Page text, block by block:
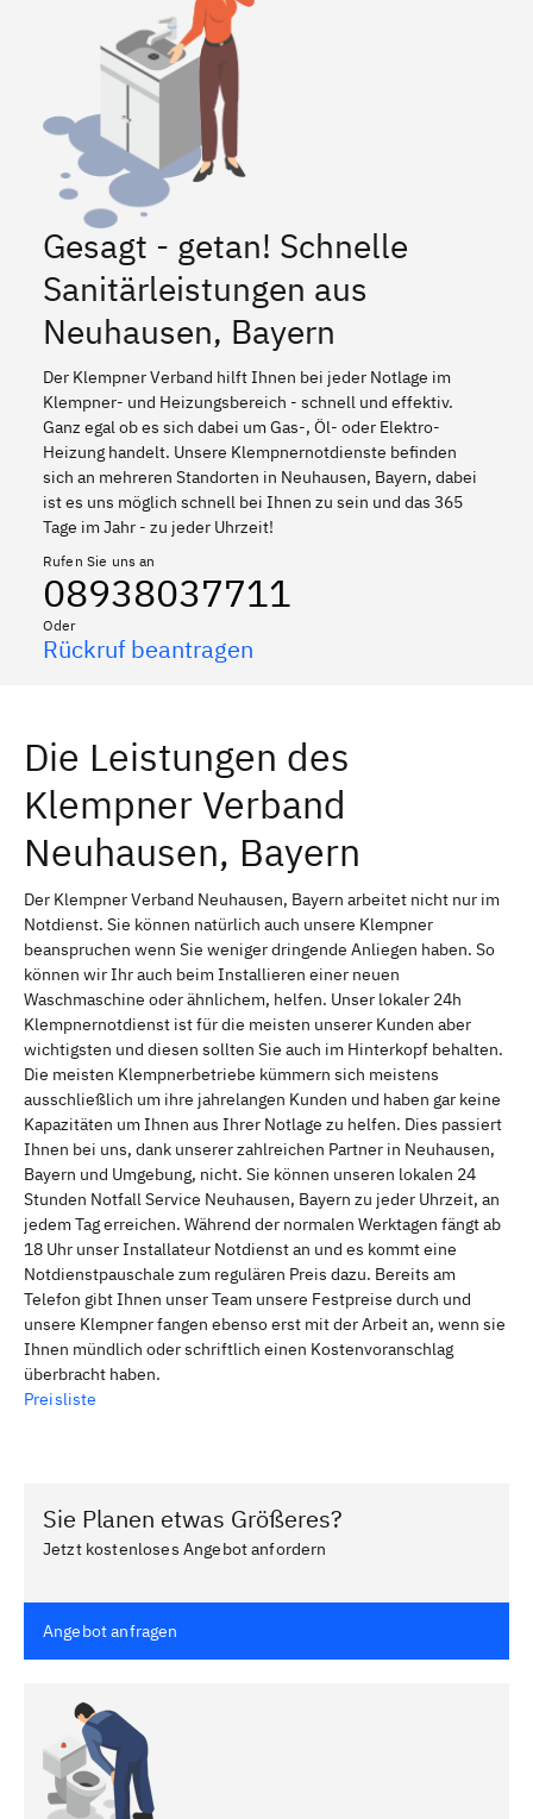
Gesagt - getan! Schnelle
Sanitärleistungen aus
Neuhausen, Bayern
Der Klempner Verband hilft Ihnen bei jeder Notlage im
Klempner- und Heizungsbereich - schnell und effektiv.
Ganz egal ob es sich dabei um Gas-, Öl- oder Elektro-
Heizung handelt. Unsere Klempnernotdienste befinden
sich an mehreren Standorten in Neuhausen, Bayern, dabei
ist es uns möglich schnell bei Ihnen zu sein und das 365
Tage im Jahr - zu jeder Uhrzeit!
Rufen Sie uns an
08938037711
Oder
Rückruf beantragen
Die Leistungen des
Klempner Verband
Neuhausen, Bayern
Der Klempner Verband Neuhausen, Bayern arbeitet nicht nur im
Notdienst. Sie können natürlich auch unsere Klempner
beanspruchen wenn Sie weniger dringende Anliegen haben. So
können wir Ihr auch beim Installieren einer neuen
Waschmaschine oder ähnlichem, helfen. Unser lokaler 24h
Klempnernotdienst ist für die meisten unserer Kunden aber
wichtigsten und diesen sollten Sie auch im Hinterkopf behalten.
Die meisten Klempnerbetriebe kümmern sich meistens
ausschließlich um ihre jahrelangen Kunden und haben gar keine
Kapazitäten um Ihnen aus Ihrer Notlage zu helfen. Dies passiert
Ihnen bei uns, dank unserer zahlreichen Partner in Neuhausen,
Bayern und Umgebung, nicht. Sie können unseren lokalen 24
Stunden Notfall Service Neuhausen, Bayern zu jeder Uhrzeit, an
jedem Tag erreichen. Während der normalen Werktagen fängt ab
18 Uhr unser Installateur Notdienst an und es kommt eine
Notdienstpauschale zum regulären Preis dazu. Bereits am
Telefon gibt Ihnen unser Team unsere Festpreise durch und
unsere Klempner fangen ebenso erst mit der Arbeit an, wenn sie
Ihnen mündlich oder schriftlich einen Kostenvoranschlag
überbracht haben.
Preisliste
Sie Planen etwas Größeres?
Jetzt kostenloses Angebot anfordern
Angebot anfragen